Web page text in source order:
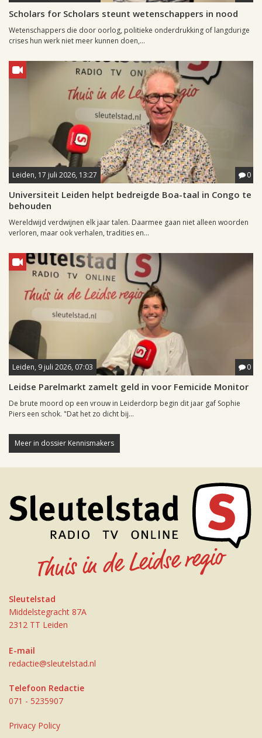
Scholars for Scholars steunt wetenschappers in nood
Wetenschappers die door oorlog, politieke onderdrukking of langdurige
crises hun werk niet meer kunnen doen,...
Leiden, 17 juli 2026, 13:27 0
Universiteit Leiden helpt bedreigde Boa-taal in Congo te
behouden
Wereldwijd verdwijnen elk jaar talen. Daarmee gaan niet alleen woorden
verloren, maar ook verhalen, tradities en...
Leiden, 9 juli 2026, 07:03 0
Leidse Parelmarkt zamelt geld in voor Femicide Monitor
De brute moord op een vrouw in Leiderdorp begin dit jaar gaf Sophie
Piers een schok. "Dat het zo dicht bij...
Meer in dossier Kennismakers
Sleutelstad
Middelstegracht 87A
2312 TT Leiden
E-mail
redactie@sleutelstad.nl
Telefoon Redactie
071 - 5235907
Privacy Policy